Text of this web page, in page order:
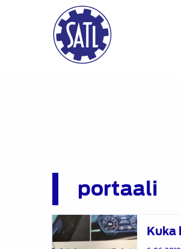
portaali
Kuka
Kuka
hyötyy